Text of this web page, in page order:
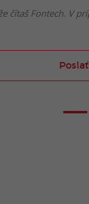
čítaš Fontech. V